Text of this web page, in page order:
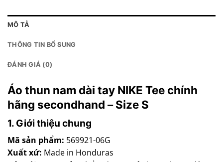
MÔ TẢ
THÔNG TIN BỔ SUNG
ĐÁNH GIÁ (0)
Áo thun nam dài tay NIKE Tee chính
hãng secondhand – Size S
1. Giới thiệu chung
Mã sản phẩm: 569921-06G
Xuất xứ: Made in Honduras